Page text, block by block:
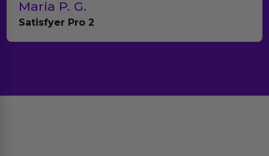
Maria P. G.
Satisfyer Pro 2